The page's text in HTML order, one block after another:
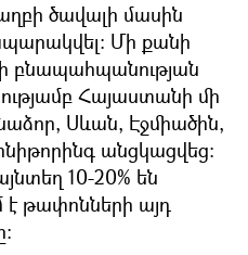
ծավալի մասին
Մի քանի
բնապահպանության
Հայաստանի մի
Սևան, Էջմիածին,
անցկացվեց։
10-20% են
է թափոնների այդ